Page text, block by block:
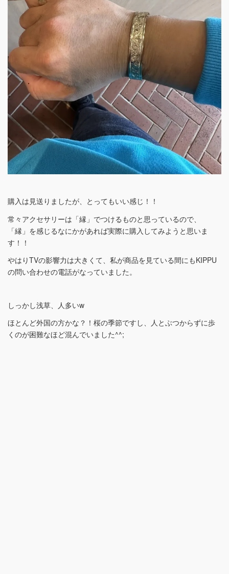
購入は見送りましたが、とってもいい感じ！！
常々アクセサリーは「縁」でつけるものと思っているので、
「縁」を感じるなにかがあれば実際に購入してみようと思いま
す！！
やはりTVの影響力は大きくて、私が商品を見ている間にもKIPPU
の問い合わせの電話がなっていました。
しっかし浅草、人多いw
ほとんど外国の方かな？！桜の季節ですし、人とぶつからずに歩
くのが困難なほど混んでいました^^;